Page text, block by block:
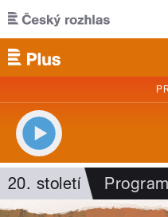
Přejít k hlavnímu obsahu
20. století Program